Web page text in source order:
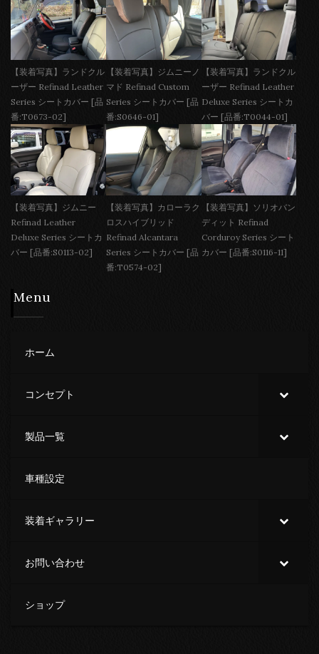
【装着写真】ランドクル
ーザー Refinad Leather
Series シートカバー [品
番:T0673-02]
【装着写真】ジムニーノ
マド Refinad Custom
Series シートカバー [品
番:S0646-01]
【装着写真】ランドクル
ーザー Refinad Leather
Deluxe Series シートカ
バー [品番:T0044-01]
【装着写真】ジムニー
Refinad Leather
Deluxe Series シートカ
バー [品番:S0113-02]
【装着写真】カローラク
ロスハイブリッド
Refinad Alcantara
Series シートカバー [品
番:T0574-02]
【装着写真】ソリオバン
ディット Refinad
Corduroy Series シート
カバー [品番:S0116-11]
Menu
ホーム
コンセプト
製品一覧
車種設定
装着ギャラリー
お問い合わせ
ショップ